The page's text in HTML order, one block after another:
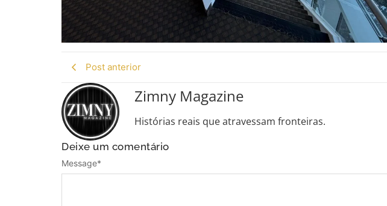
Post anterior
Zimny Magazine
Histórias reais que atravessam fronteiras.
Deixe um comentário
Message*